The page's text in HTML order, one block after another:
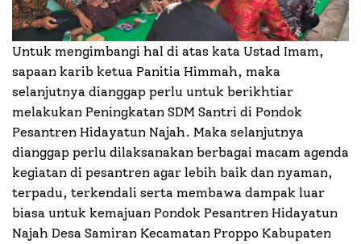
Untuk mengimbangi hal di atas kata Ustad Imam,
sapaan karib ketua Panitia Himmah, maka
selanjutnya dianggap perlu untuk berikhtiar
melakukan Peningkatan SDM Santri di Pondok
Pesantren Hidayatun Najah. Maka selanjutnya
dianggap perlu dilaksanakan berbagai macam agenda
kegiatan di pesantren agar lebih baik dan nyaman,
terpadu, terkendali serta membawa dampak luar
biasa untuk kemajuan Pondok Pesantren Hidayatun
Najah Desa Samiran Kecamatan Proppo Kabupaten